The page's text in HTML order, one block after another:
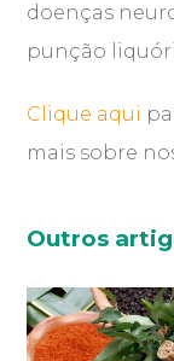
doenças
punção
Clique aqui
mais sobre
Outros